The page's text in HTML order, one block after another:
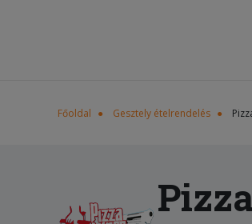
Főoldal Gesztely ételrendelés